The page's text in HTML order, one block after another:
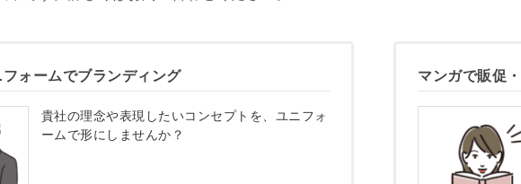
ォームでブランディング
貴社の理念や表現したいコンセプトを、ユニフォ
ームで形にしませんか？
マンガで販促